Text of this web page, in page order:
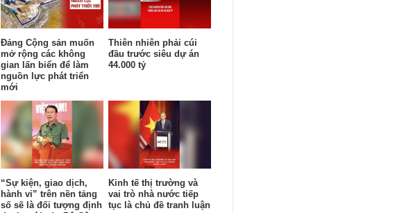
Đảng Cộng sản muốn
mở rộng các không
gian lấn biển để làm
nguồn lực phát triển
mới
Thiên nhiên phải cúi
đầu trước siêu dự án
44.000 tỷ
“Sự kiện, giao dịch,
hành vi” trên nền tảng
số sẽ là đối tượng định
Kinh tế thị trường và
vai trò nhà nước tiếp
tục là chủ đề tranh luận